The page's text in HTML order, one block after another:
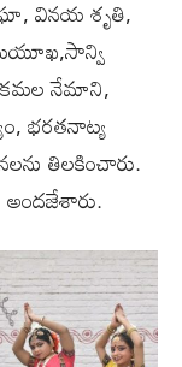
వినయ శృతి,
కమల నేమాని,
భరతనాట్య
తిలకించారు.